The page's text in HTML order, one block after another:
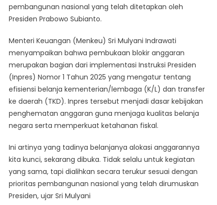
Realisasi
Program
Sosial
pembangunan nasional yang telah ditetapkan oleh
Presiden Prabowo Subianto.
Menteri Keuangan (Menkeu) Sri Mulyani Indrawati
menyampaikan bahwa pembukaan blokir anggaran
merupakan bagian dari implementasi Instruksi Presiden
(Inpres) Nomor 1 Tahun 2025 yang mengatur tentang
efisiensi belanja kementerian/lembaga (K/L) dan transfer
ke daerah (TKD). Inpres tersebut menjadi dasar kebijakan
penghematan anggaran guna menjaga kualitas belanja
negara serta memperkuat ketahanan fiskal.
Ini artinya yang tadinya belanjanya alokasi anggarannya
kita kunci, sekarang dibuka. Tidak selalu untuk kegiatan
yang sama, tapi dialihkan secara terukur sesuai dengan
prioritas pembangunan nasional yang telah dirumuskan
Presiden, ujar Sri Mulyani